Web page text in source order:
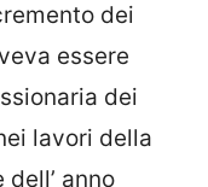
dei
essere
dei
lavori della
anno